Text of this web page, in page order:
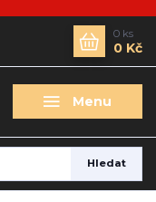
Menu
Hledat
0 ks
0 Kč